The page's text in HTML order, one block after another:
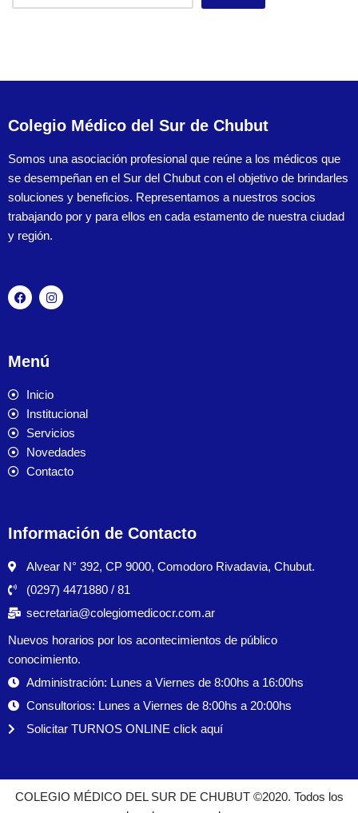
Colegio Médico del Sur de Chubut
Somos una asociación profesional que reúne a los médicos que
se desempeñan en el Sur del Chubut con el objetivo de brindarles
soluciones y beneficios. Representamos a nuestros socios
trabajando por y para ellos en cada estamento de nuestra ciudad
y región.
Menú
Inicio
Institucional
Servicios
Novedades
Contacto
Información de Contacto
Alvear N° 392, CP 9000, Comodoro Rivadavia, Chubut.
(0297) 4471880 / 81
secretaria@colegiomedicocr.com.ar
Nuevos horarios por los acontecimientos de público
conocimiento.
Administración: Lunes a Viernes de 8:00hs a 16:00hs
Consultorios: Lunes a Viernes de 8:00hs a 20:00hs
Solicitar TURNOS ONLINE click aquí
COLEGIO MÉDICO DEL SUR DE CHUBUT ©2020. Todos los